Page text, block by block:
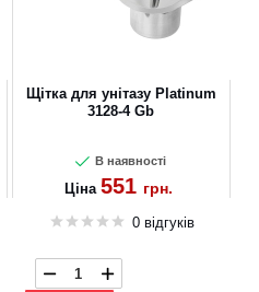
Щітка для унітазу Platinum
3128-4 Gb
В наявності
Ціна 551 грн.
0 відгуків